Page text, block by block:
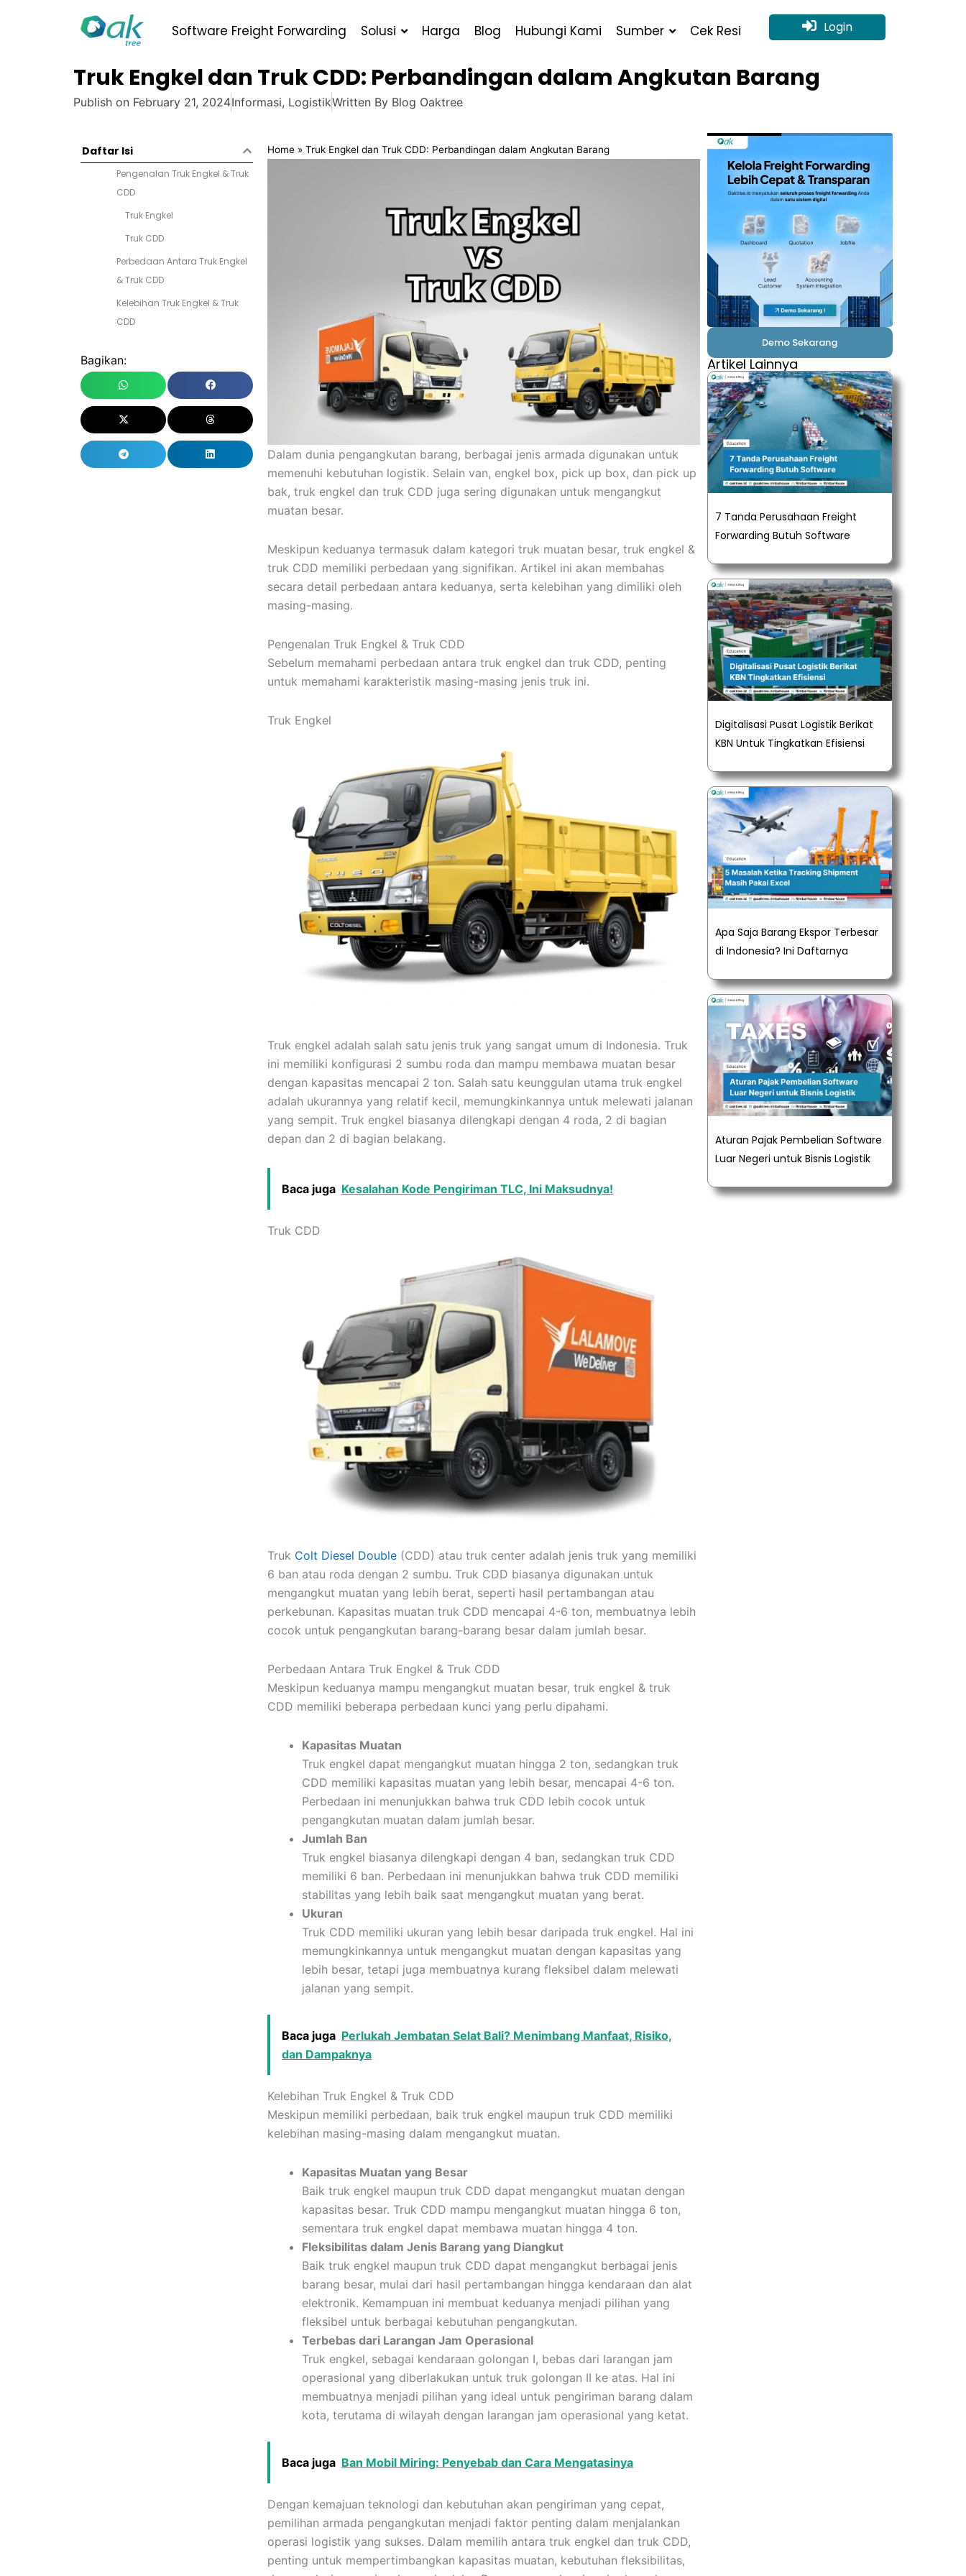
Software Freight Forwarding Solusi Harga Blog Hubungi Kami Sumber Cek Resi Login
Truk Engkel dan Truk CDD: Perbandingan dalam Angkutan Barang
Publish on February 21, 2024Informasi, LogistikWritten By Blog Oaktree
Daftar Isi
Pengenalan Truk Engkel & Truk
CDD
Truk Engkel
Truk CDD
Perbedaan Antara Truk Engkel
& Truk CDD
Kelebihan Truk Engkel & Truk
CDD
Bagikan:
Home »Truk Engkel dan Truk CDD: Perbandingan dalam Angkutan Barang
Dalam dunia pengangkutan barang, berbagai jenis armada digunakan untuk
memenuhi kebutuhan logistik. Selain van, engkel box, pick up box, dan pick up
bak, truk engkel dan truk CDD juga sering digunakan untuk mengangkut
muatan besar.
Meskipun keduanya termasuk dalam kategori truk muatan besar, truk engkel &
truk CDD memiliki perbedaan yang signifikan. Artikel ini akan membahas
secara detail perbedaan antara keduanya, serta kelebihan yang dimiliki oleh
masing-masing.
Pengenalan Truk Engkel & Truk CDD
Sebelum memahami perbedaan antara truk engkel dan truk CDD, penting
untuk memahami karakteristik masing-masing jenis truk ini.
Truk Engkel
Truk engkel adalah salah satu jenis truk yang sangat umum di Indonesia. Truk
ini memiliki konfigurasi 2 sumbu roda dan mampu membawa muatan besar
dengan kapasitas mencapai 2 ton. Salah satu keunggulan utama truk engkel
adalah ukurannya yang relatif kecil, memungkinkannya untuk melewati jalanan
yang sempit. Truk engkel biasanya dilengkapi dengan 4 roda, 2 di bagian
depan dan 2 di bagian belakang.
Baca juga Kesalahan Kode Pengiriman TLC, Ini Maksudnya!
Truk CDD
Truk Colt Diesel Double (CDD) atau truk center adalah jenis truk yang memiliki
6 ban atau roda dengan 2 sumbu. Truk CDD biasanya digunakan untuk
mengangkut muatan yang lebih berat, seperti hasil pertambangan atau
perkebunan. Kapasitas muatan truk CDD mencapai 4-6 ton, membuatnya lebih
cocok untuk pengangkutan barang-barang besar dalam jumlah besar.
Perbedaan Antara Truk Engkel & Truk CDD
Meskipun keduanya mampu mengangkut muatan besar, truk engkel & truk
CDD memiliki beberapa perbedaan kunci yang perlu dipahami.
Kapasitas Muatan
Truk engkel dapat mengangkut muatan hingga 2 ton, sedangkan truk
CDD memiliki kapasitas muatan yang lebih besar, mencapai 4-6 ton.
Perbedaan ini menunjukkan bahwa truk CDD lebih cocok untuk
pengangkutan muatan dalam jumlah besar.
Jumlah Ban
Truk engkel biasanya dilengkapi dengan 4 ban, sedangkan truk CDD
memiliki 6 ban. Perbedaan ini menunjukkan bahwa truk CDD memiliki
stabilitas yang lebih baik saat mengangkut muatan yang berat.
Ukuran
Truk CDD memiliki ukuran yang lebih besar daripada truk engkel. Hal ini
memungkinkannya untuk mengangkut muatan dengan kapasitas yang
lebih besar, tetapi juga membuatnya kurang fleksibel dalam melewati
jalanan yang sempit.
Baca juga Perlukah Jembatan Selat Bali? Menimbang Manfaat, Risiko,
dan Dampaknya
Kelebihan Truk Engkel & Truk CDD
Meskipun memiliki perbedaan, baik truk engkel maupun truk CDD memiliki
kelebihan masing-masing dalam mengangkut muatan.
Kapasitas Muatan yang Besar
Baik truk engkel maupun truk CDD dapat mengangkut muatan dengan
kapasitas besar. Truk CDD mampu mengangkut muatan hingga 6 ton,
sementara truk engkel dapat membawa muatan hingga 4 ton.
Fleksibilitas dalam Jenis Barang yang Diangkut
Baik truk engkel maupun truk CDD dapat mengangkut berbagai jenis
barang besar, mulai dari hasil pertambangan hingga kendaraan dan alat
elektronik. Kemampuan ini membuat keduanya menjadi pilihan yang
fleksibel untuk berbagai kebutuhan pengangkutan.
Terbebas dari Larangan Jam Operasional
Truk engkel, sebagai kendaraan golongan I, bebas dari larangan jam
operasional yang diberlakukan untuk truk golongan II ke atas. Hal ini
membuatnya menjadi pilihan yang ideal untuk pengiriman barang dalam
kota, terutama di wilayah dengan larangan jam operasional yang ketat.
Baca juga Ban Mobil Miring: Penyebab dan Cara Mengatasinya
Dengan kemajuan teknologi dan kebutuhan akan pengiriman yang cepat,
pemilihan armada pengangkutan menjadi faktor penting dalam menjalankan
operasi logistik yang sukses. Dalam memilih antara truk engkel dan truk CDD,
penting untuk mempertimbangkan kapasitas muatan, kebutuhan fleksibilitas,
Demo Sekarang
Artikel Lainnya
7 Tanda Perusahaan Freight
Forwarding Butuh Software
Digitalisasi Pusat Logistik Berikat
KBN Untuk Tingkatkan Efisiensi
Apa Saja Barang Ekspor Terbesar
di Indonesia? Ini Daftarnya
Aturan Pajak Pembelian Software
Luar Negeri untuk Bisnis Logistik